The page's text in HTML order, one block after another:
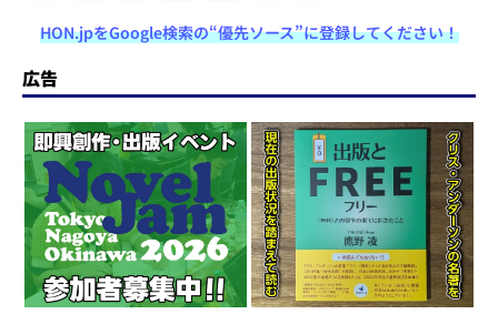
a
st
o
d
o
n
u
e
s
k
y
a
c
e
b
o
o
k
h
re
a
d
s
n
e
at
e
n
a
HON.jpをGoogle検索の“優先ソース”に登録してください！
広告